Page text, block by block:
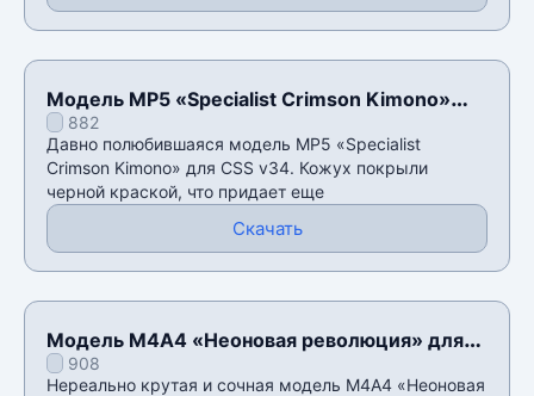
Модель MP5 «Specialist Crimson Kimono»
для CSS v34
882
Давно полюбившаяся модель MP5 «Specialist
Crimson Kimono» для CSS v34. Кожух покрыли
черной краской, что придает еще
Скачать
Модель M4A4 «Неоновая революция» для
CSS v34
908
Нереально крутая и сочная модель M4A4 «Неоновая